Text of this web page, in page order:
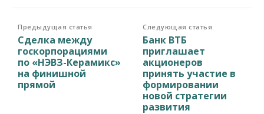
Предыдущая статья
Сделка между
госкорпорациями
по «НЭВЗ-Керамикс»
на финишной
прямой
Следующая статья
Банк ВТБ
приглашает
акционеров
принять участие в
формировании
новой стратегии
развития